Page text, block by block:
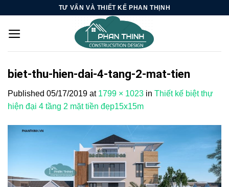
content
TƯ VẤN VÀ THIẾT KẾ PHAN THỊNH
biet-thu-hien-dai-4-tang-2-mat-tien
Published 05/17/2019 at 1799 × 1023 in Thiết kế biệt thự
hiện đại 4 tầng 2 mặt tiền đẹp15x15m